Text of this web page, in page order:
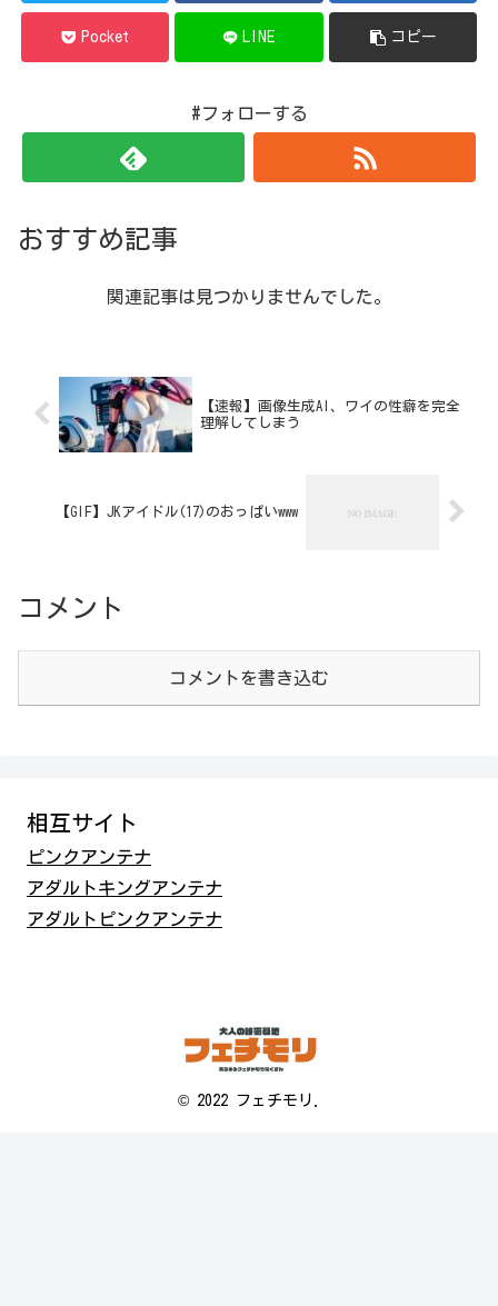
Pocket LINE コピー
#フォローする
おすすめ記事
関連記事は見つかりませんでした。
【速報】画像生成AI、ワイの性癖を完全
理解してしまう
【GIF】JKアイドル(17)のおっぱいwww
コメント
コメントを書き込む
相互サイト
ピンクアンテナ
アダルトキングアンテナ
アダルトピンクアンテナ
© 2022 フェチモリ.